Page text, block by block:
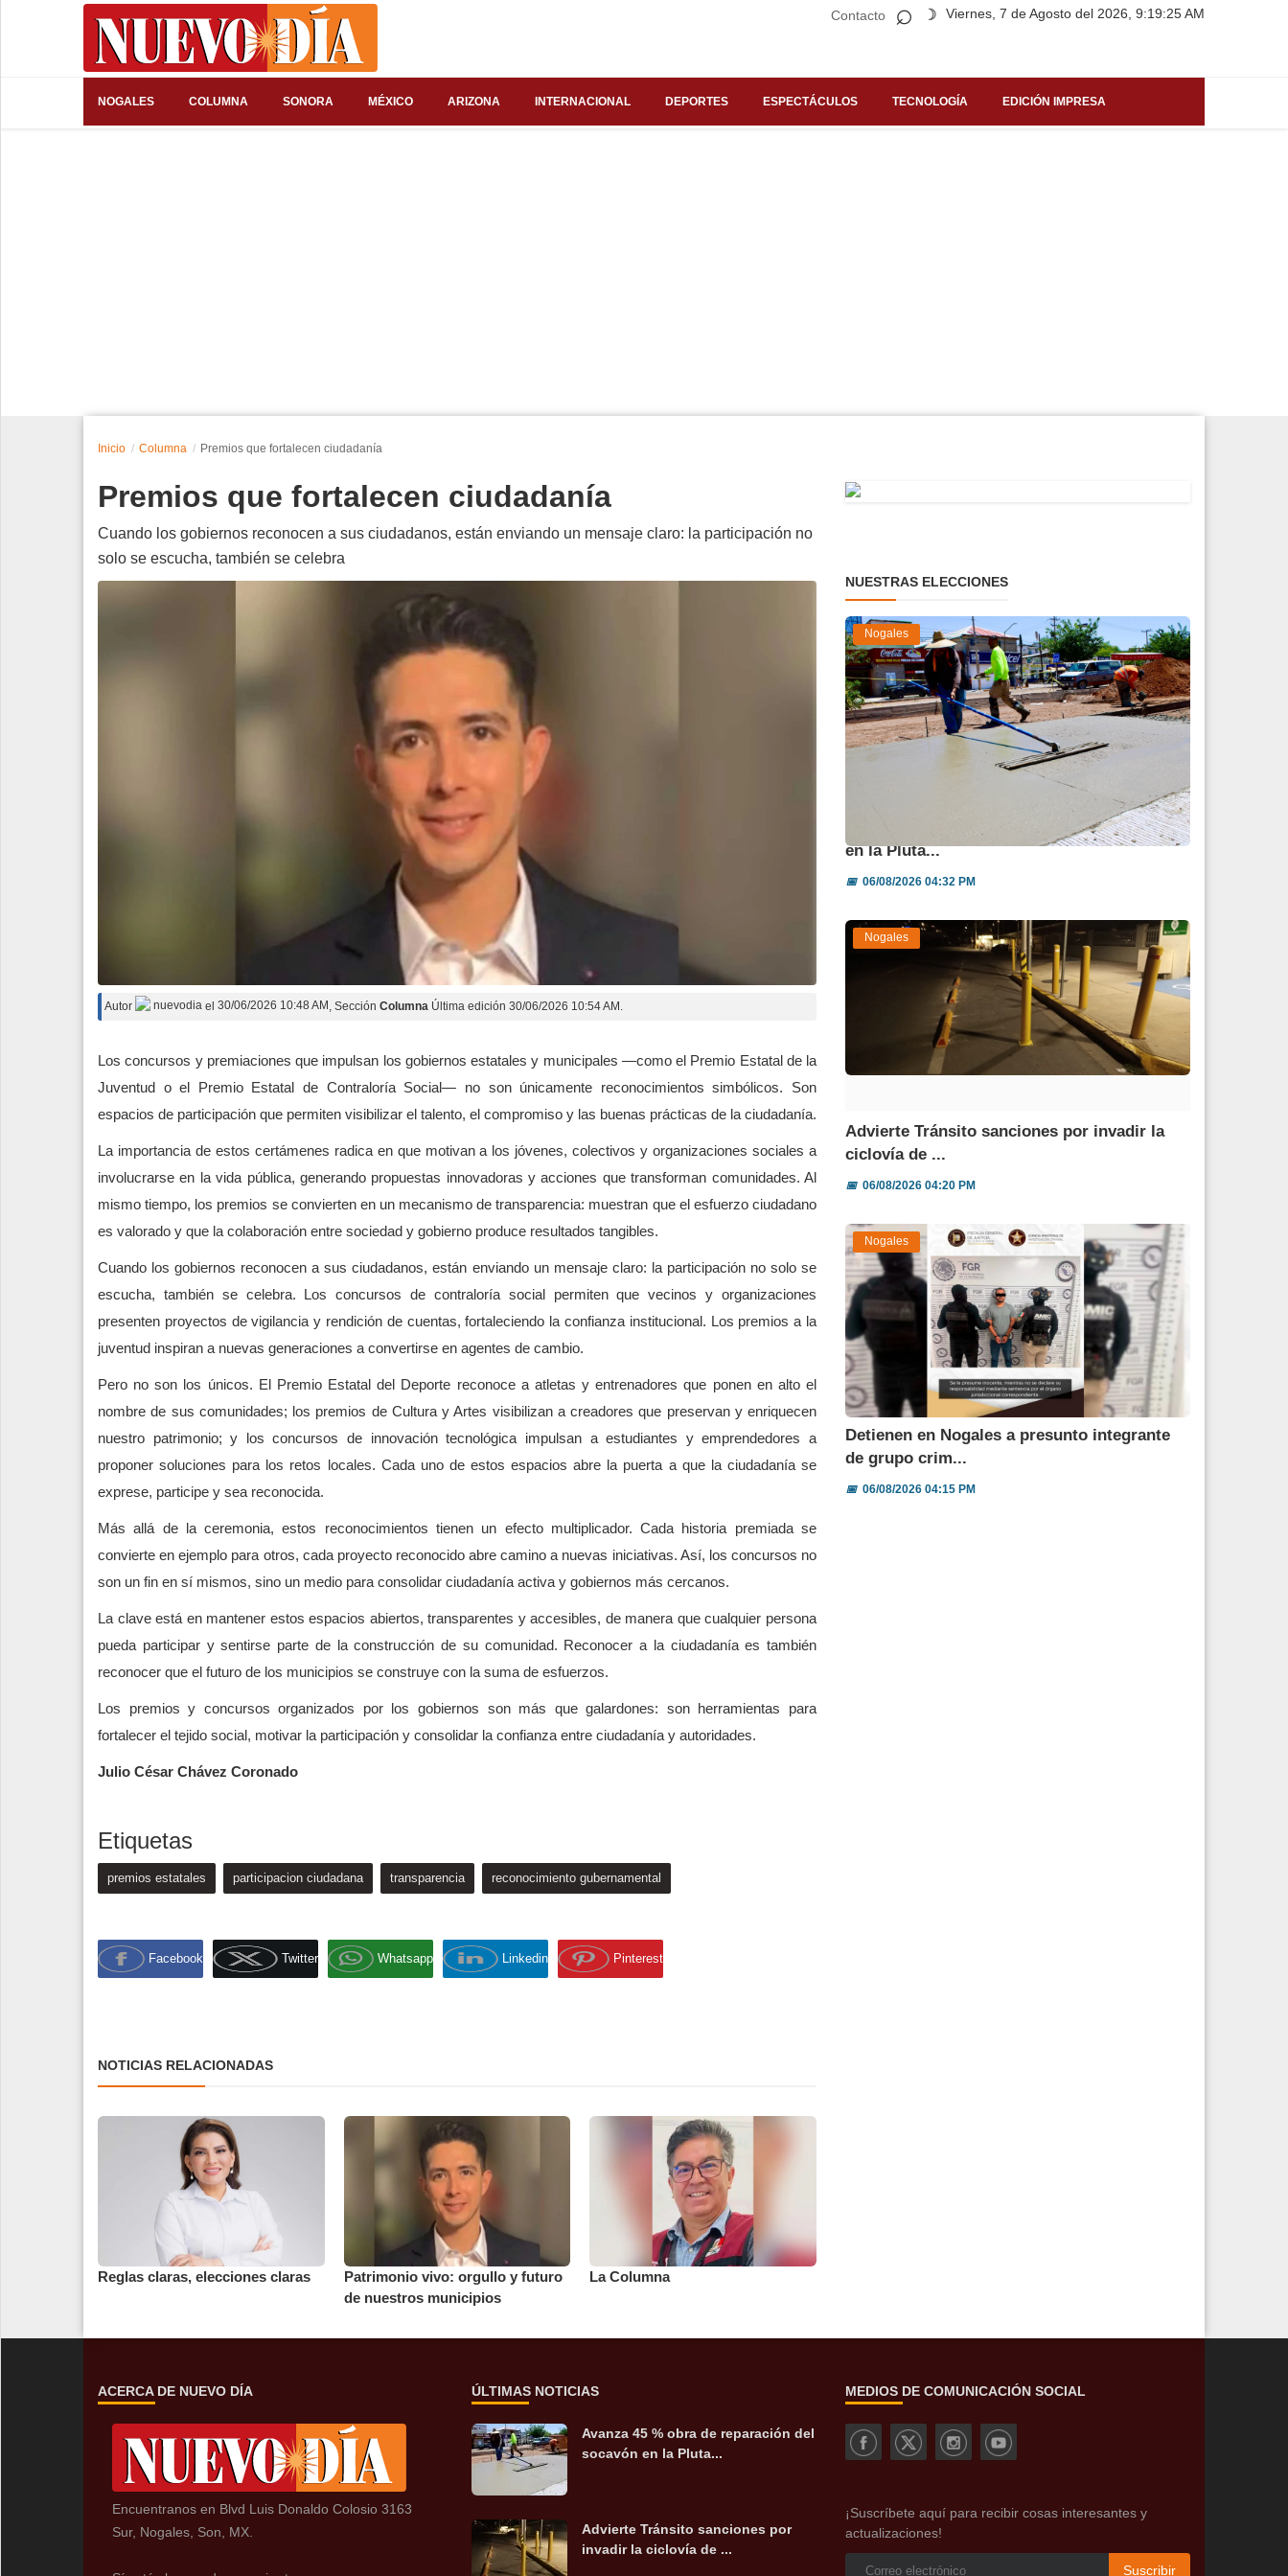
Contacto Viernes, 7 de Agosto del 2026, 9:19:25 AM
⌕ ☽
NOGALES COLUMNA SONORA MÉXICO ARIZONA INTERNACIONAL DEPORTES ESPECTÁCULOS TECNOLOGÍA EDICIÓN IMPRESA
Inicio Columna Premios que fortalecen ciudadanía
Premios que fortalecen ciudadanía
Cuando los gobiernos reconocen a sus ciudadanos, están enviando un mensaje claro: la participación no
solo se escucha, también se celebra
Autor nuevodia el 30/06/2026 10:48 AM , Sección Columna Última edición 30/06/2026 10:54 AM.
Los concursos y premiaciones que impulsan los gobiernos estatales y municipales —como el Premio Estatal de la
Juventud o el Premio Estatal de Contraloría Social— no son únicamente reconocimientos simbólicos. Son
espacios de participación que permiten visibilizar el talento, el compromiso y las buenas prácticas de la ciudadanía.
La importancia de estos certámenes radica en que motivan a los jóvenes, colectivos y organizaciones sociales a
involucrarse en la vida pública, generando propuestas innovadoras y acciones que transforman comunidades. Al
mismo tiempo, los premios se convierten en un mecanismo de transparencia: muestran que el esfuerzo ciudadano
es valorado y que la colaboración entre sociedad y gobierno produce resultados tangibles.
Cuando los gobiernos reconocen a sus ciudadanos, están enviando un mensaje claro: la participación no solo se
escucha, también se celebra. Los concursos de contraloría social permiten que vecinos y organizaciones
presenten proyectos de vigilancia y rendición de cuentas, fortaleciendo la confianza institucional. Los premios a la
juventud inspiran a nuevas generaciones a convertirse en agentes de cambio.
Pero no son los únicos. El Premio Estatal del Deporte reconoce a atletas y entrenadores que ponen en alto el
nombre de sus comunidades; los premios de Cultura y Artes visibilizan a creadores que preservan y enriquecen
nuestro patrimonio; y los concursos de innovación tecnológica impulsan a estudiantes y emprendedores a
proponer soluciones para los retos locales. Cada uno de estos espacios abre la puerta a que la ciudadanía se
exprese, participe y sea reconocida.
Más allá de la ceremonia, estos reconocimientos tienen un efecto multiplicador. Cada historia premiada se
convierte en ejemplo para otros, cada proyecto reconocido abre camino a nuevas iniciativas. Así, los concursos no
son un fin en sí mismos, sino un medio para consolidar ciudadanía activa y gobiernos más cercanos.
La clave está en mantener estos espacios abiertos, transparentes y accesibles, de manera que cualquier persona
pueda participar y sentirse parte de la construcción de su comunidad. Reconocer a la ciudadanía es también
reconocer que el futuro de los municipios se construye con la suma de esfuerzos.
Los premios y concursos organizados por los gobiernos son más que galardones: son herramientas para
fortalecer el tejido social, motivar la participación y consolidar la confianza entre ciudadanía y autoridades.
Julio César Chávez Coronado
Etiquetas
premios estatales participacion ciudadana transparencia reconocimiento gubernamental
Facebook Twitter Whatsapp Linkedin Pinterest
NOTICIAS RELACIONADAS
Reglas claras, elecciones claras
Patrimonio vivo: orgullo y futuro
de nuestros municipios
La Columna
NUESTRAS ELECCIONES
Nogales
Avanza 45 % obra de reparación del socavón
en la Pluta...
📅06/08/2026 04:32 PM
Nogales
Advierte Tránsito sanciones por invadir la
ciclovía de ...
📅06/08/2026 04:20 PM
Nogales
Detienen en Nogales a presunto integrante
de grupo crim...
📅06/08/2026 04:15 PM
ACERCA DE NUEVO DÍA
Encuentranos en Blvd Luis Donaldo Colosio 3163
Sur, Nogales, Son, MX.
ÚLTIMAS NOTICIAS
Avanza 45 % obra de reparación del
socavón en la Pluta...
Advierte Tránsito sanciones por
invadir la ciclovía de ...
MEDIOS DE COMUNICACIÓN SOCIAL
¡Suscríbete aquí para recibir cosas interesantes y
actualizaciones!
Suscribir